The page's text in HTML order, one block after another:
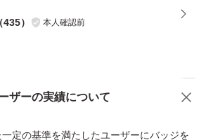
（435） 本人確認前
ザーの実績について
定の基準を満たしたユーザーにバッジを
商品への質問